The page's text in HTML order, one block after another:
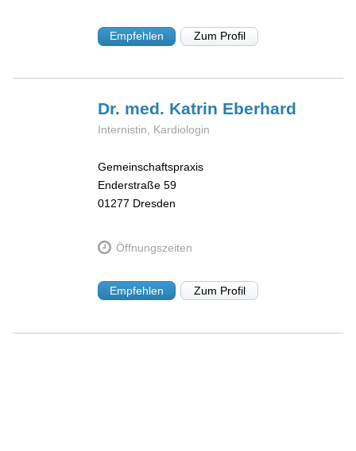
Empfehlen Zum Profil
Dr. med. Katrin Eberhard
Internistin, Kardiologin
Gemeinschaftspraxis
Enderstraße 59
01277 Dresden
Öffnungszeiten
Empfehlen Zum Profil